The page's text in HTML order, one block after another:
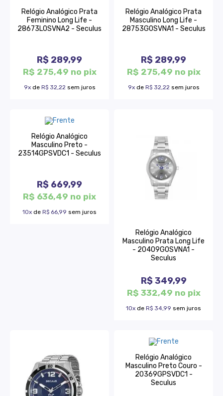
Relógio Analógico Prata
Feminino Long Life -
28673L0SVNA2 - Seculus
R$ 289,99
R$ 275,49 no pix
9xde R$ 32,22 sem juros
Relógio Analógico Prata
Masculino Long Life -
28753G0SVNA1 - Seculus
R$ 289,99
R$ 275,49 no pix
9xde R$ 32,22 sem juros
Relógio Analógico
Masculino Preto -
23514GPSVDC1 - Seculus
R$ 669,99
R$ 636,49 no pix
10x de R$ 66,99 sem juros
Relógio Analógico
Masculino Prata Long Life
- 20409G0SVNA1 -
Seculus
R$ 349,99
R$ 332,49 no pix
10x de R$ 34,99 sem juros
Relógio Analógico
Masculino Preto Couro -
20369GPSVDC1 -
Seculus